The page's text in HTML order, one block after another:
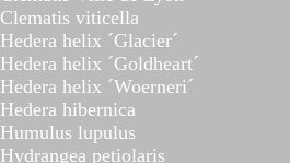
Clematis viticella
Hedera helix ´Glacier´
Hedera helix ´Goldheart´
Hedera helix ´Woerneri´
Hedera hibernica
Humulus lupulus
Hydrangea petiolaris